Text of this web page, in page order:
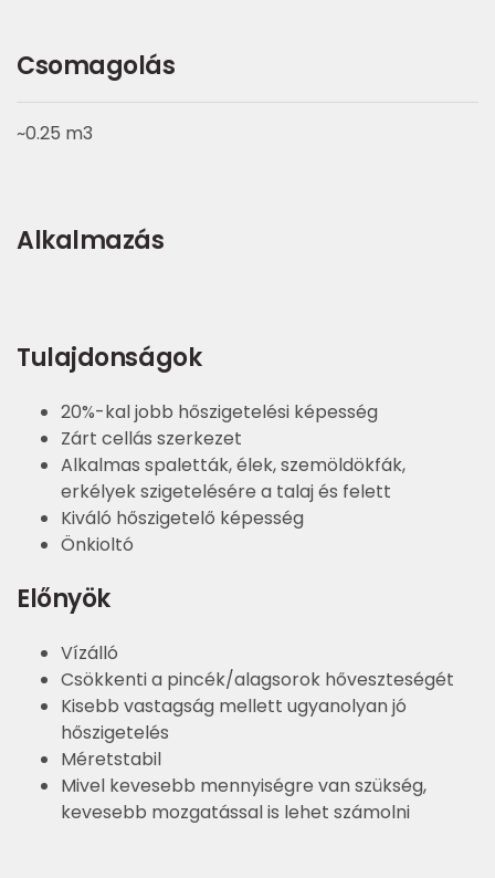
Csomagolás
~0.25 m3
Alkalmazás
Tulajdonságok
20%-kal jobb hőszigetelési képesség
Zárt cellás szerkezet
Alkalmas spaletták, élek, szemöldökfák,
erkélyek szigetelésére a talaj és felett
Kiváló hőszigetelő képesség
Önkioltó
Előnyök
Vízálló
Csökkenti a pincék/alagsorok hőveszteségét
Kisebb vastagság mellett ugyanolyan jó
hőszigetelés
Méretstabil
Mivel kevesebb mennyiségre van szükség,
kevesebb mozgatással is lehet számolni